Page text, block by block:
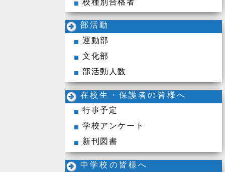
部活動
運動部
文化部
部活動人数
在校生・保護者の皆様へ
行事予定
学校アンケート
新刊図書
中学校の皆様へ